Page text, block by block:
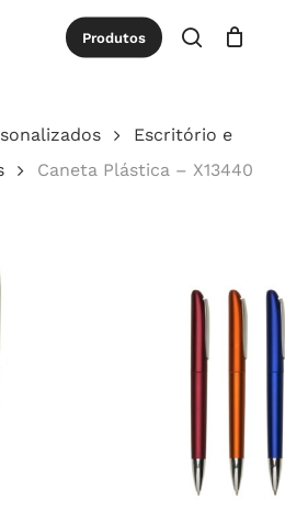
Produtos
procurar
Close
Escritório e
Caneta Plástica – X13440